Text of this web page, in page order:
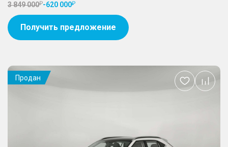
3 849 000 -620 000
Получить предложение
Продан
Добавить
в